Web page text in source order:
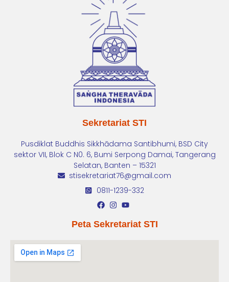
Sekretariat STI
Pusdiklat Buddhis Sikkhādama Santibhumi, BSD City
sektor VII, Blok C N0. 6, Bumi Serpong Damai, Tangerang
Selatan, Banten – 15321
stisekretariat76@gmail.com
0811-1239-332
Peta Sekretariat STI